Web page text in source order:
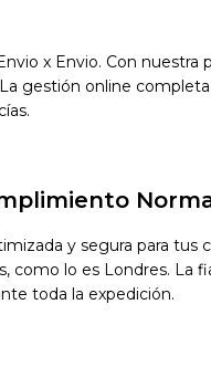
x Envio. Con
gestión online
y segura para
lo es Londres. La
toda la expedición.